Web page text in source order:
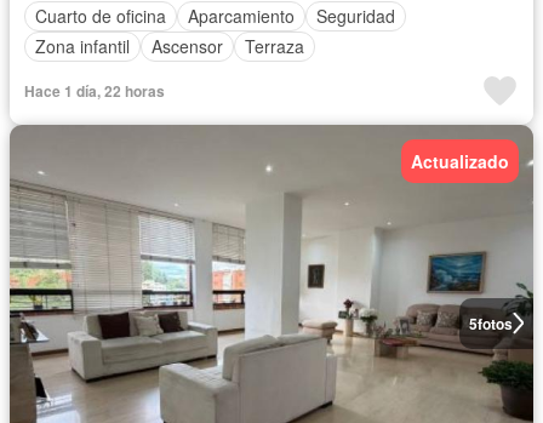
Cuarto de oficina
Aparcamiento
Seguridad
Zona infantil
Ascensor Terraza
Hace 1 día, 22 horas
5fotos
Actualizado